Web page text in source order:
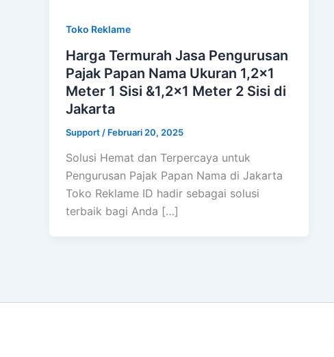
Toko Reklame
Harga Termurah Jasa Pengurusan
Pajak Papan Nama Ukuran 1,2×1
Meter 1 Sisi &1,2×1 Meter 2 Sisi di
Jakarta
Support / Februari 20, 2025
Solusi Hemat dan Terpercaya untuk
Pengurusan Pajak Papan Nama di Jakarta
Toko Reklame ID hadir sebagai solusi
terbaik bagi Anda […]